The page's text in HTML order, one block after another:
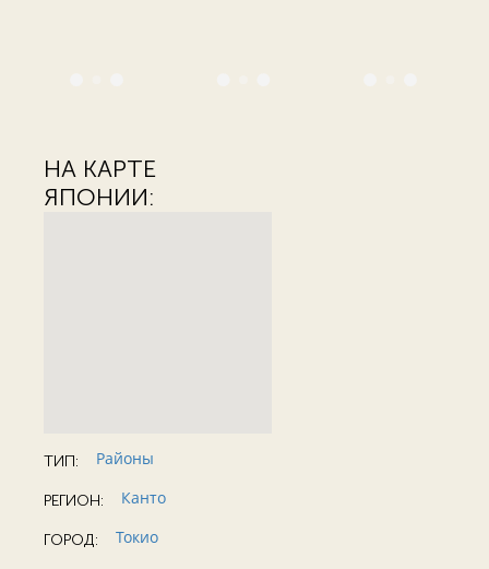
НА КАРТЕ
ЯПОНИИ:
ТИП: Районы
РЕГИОН: Канто
ГОРОД: Токио